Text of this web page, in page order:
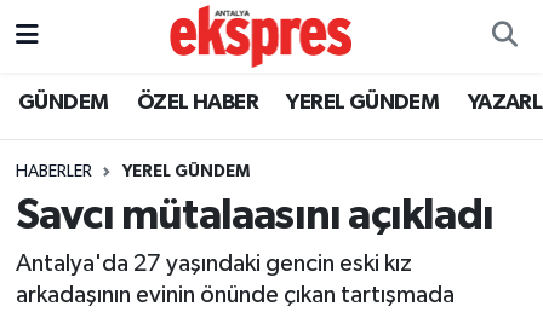
GÜNDEM ÖZEL HABER YEREL GÜNDEM
HABERLER YEREL GÜNDEM
Savcı mütalaasını açıkladı
Antalya'da 27 yaşındaki gencin eski kız
arkadaşının evinin önünde çıkan tartışmada
ÖZEL HABER
YEREL GÜNDEM
EKONOMİ
Nöbetçi Eczaneler
Trafik Durumu
Süper Lig Puan Durumu ve Fikstür